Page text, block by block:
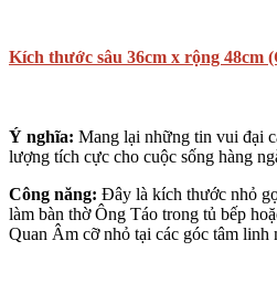
Kích thước sâu 36cm x rộng 48cm
Ý nghĩa: Mang lại những tin vui đại
lượng tích cực cho cuộc sống hàng
Công năng: Đây là kích thước nhỏ
làm bàn thờ Ông Táo trong tủ bếp
Quan Âm cỡ nhỏ tại các góc tâm linh